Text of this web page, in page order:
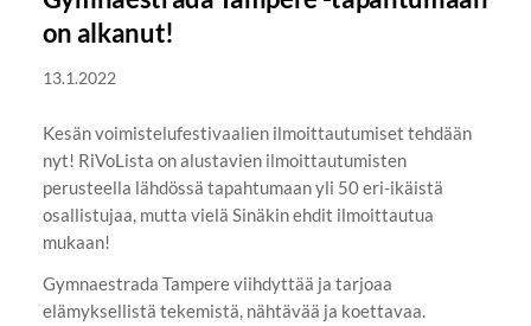
on alkanut!
13.1.2022
Kesän voimistelufestivaalien ilmoittautumiset tehdään
nyt! RiVoLista on alustavien ilmoittautumisten
perusteella lähdössä tapahtumaan yli 50 eri-ikäistä
osallistujaa, mutta vielä Sinäkin ehdit ilmoittautua
mukaan!
Gymnaestrada Tampere viihdyttää ja tarjoaa
elämyksellistä tekemistä, nähtävää ja koettavaa.